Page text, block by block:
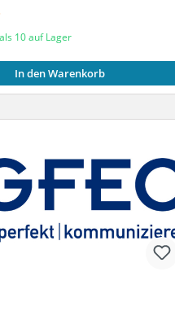
10 auf Lager
In den Warenkorb